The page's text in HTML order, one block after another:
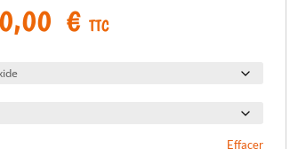
€Plage
de
TTC
Effacer